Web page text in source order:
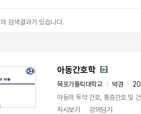
의 검색결과가 있습니다.
아동간호학
목포가톨릭대학교 박경
아동의 투약 간호, 통증간호 및
차시보기
강의담기